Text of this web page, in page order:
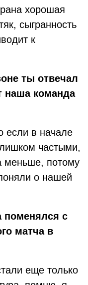
хорошая
сыгранность
к
ты отвечал
наша команда
если в начале
частыми,
меньше, потому
о нашей
поменялся с
матча в
еще только